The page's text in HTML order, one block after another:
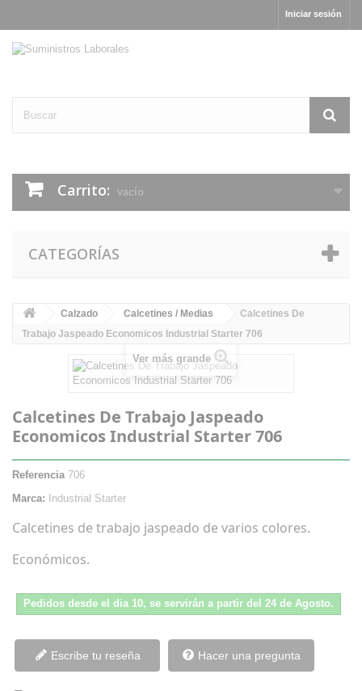
Iniciar sesión
Carrito: vacío
CATEGORÍAS
Calzado Calcetines / Medias
Calcetines De
Trabajo Jaspeado Economicos Industrial Starter 706
Ver más grande
Calcetines De Trabajo Jaspeado
Economicos Industrial Starter 706
Referencia 706
Marca:
Industrial Starter
Calcetines de trabajo jaspeado de varios colores.
Económicos.
Pedidos desde el dia 10, se servirán a partir del 24 de Agosto.
Escribe tu reseña Hacer una pregunta